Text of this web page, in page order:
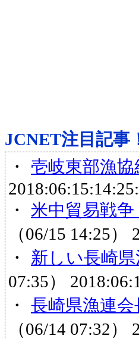
JCNET注目記事
・ 壱岐東部漁
・ 米中貿易戦
（06/15 14:25）
・
新しい長崎
07:35）
・ 長崎県漁連
（06/14 07:32）